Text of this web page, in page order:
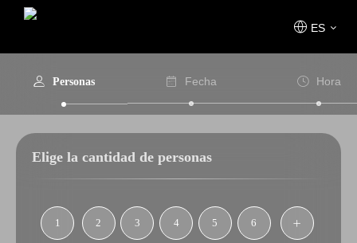
ES
Personas Fecha Hora
Elige la cantidad de personas
1 2 3 4 5 6